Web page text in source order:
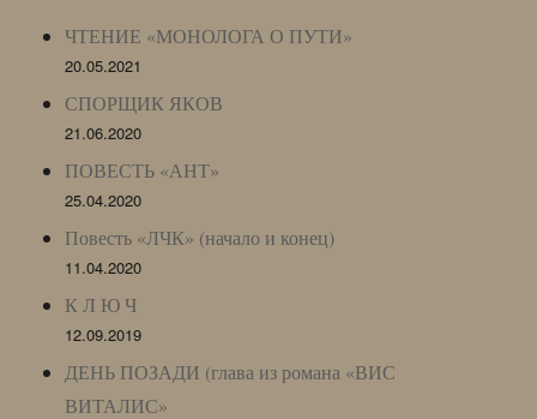
ЧТЕНИЕ «МОНОЛОГА О ПУТИ»
20.05.2021
СПОРЩИК ЯКОВ
21.06.2020
ПОВЕСТЬ «АНТ»
25.04.2020
Повесть «ЛЧК» (начало и конец)
11.04.2020
К Л Ю Ч
12.09.2019
ДЕНЬ ПОЗАДИ (глава из романа «ВИС
ВИТАЛИС»